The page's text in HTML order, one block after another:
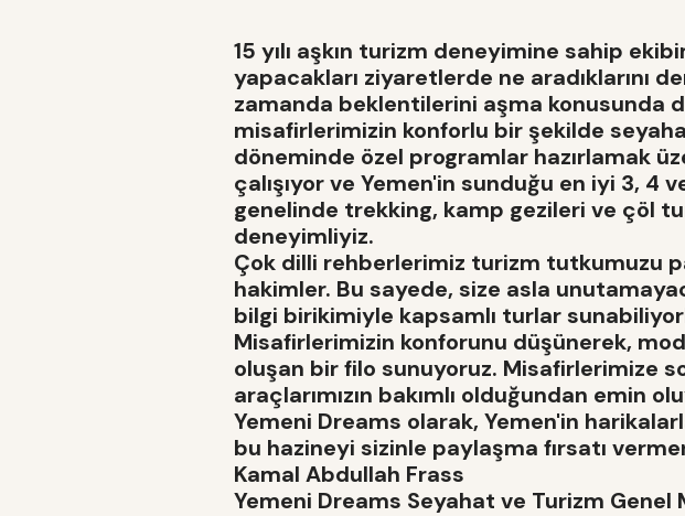
15 yılı aşkın turizm deneyimine sahip
yapacakları ziyaretlerde ne aradıklarını
zamanda beklentilerini aşma konusunda
misafirlerimizin konforlu bir şekilde
döneminde özel programlar hazırlamak
çalışıyor ve Yemen'in sunduğu en iyi 3, 4
genelinde trekking, kamp gezileri ve çöl
deneyimliyiz.
Çok dilli rehberlerimiz turizm tutkumuzu
hakimler. Bu sayede, size asla
bilgi birikimiyle kapsamlı turlar
Misafirlerimizin konforunu düşünerek,
oluşan bir filo sunuyoruz. Misafirlerimize
araçlarımızın bakımlı olduğundan emin
Yemeni Dreams olarak, Yemen'in
bu hazineyi sizinle paylaşma fırsatı
Kamal Abdullah Frass
Yemeni Dreams Seyahat ve Turizm Genel